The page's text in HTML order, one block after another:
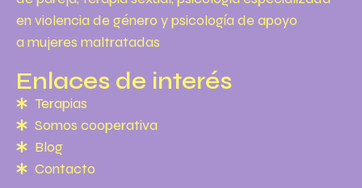
en violencia de género y psicología de apoyo
a mujeres maltratadas
Enlaces de interés
Terapias
Somos cooperativa
Blog
Contacto